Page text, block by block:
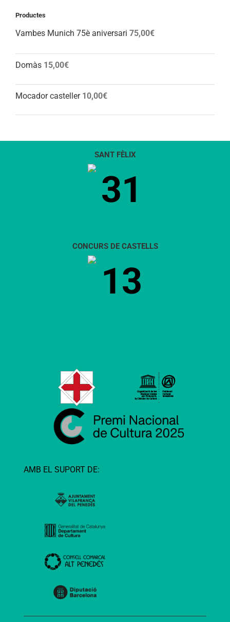
Productes
Vambes Munich 75è aniversari 75,00€
Domàs 15,00€
Mocador casteller 10,00€
SANT FÈLIX
31
CONCURS DE CASTELLS
13
AMB EL SUPORT DE: